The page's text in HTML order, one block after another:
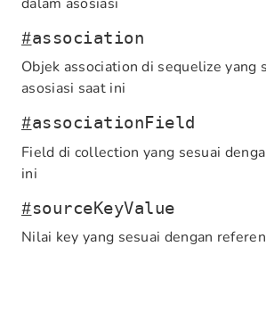
#association
Objek association di sequelize yang
asosiasi saat ini
#associationField
Field di collection yang sesuai
ini
#sourceKeyValue
Nilai key yang sesuai dengan